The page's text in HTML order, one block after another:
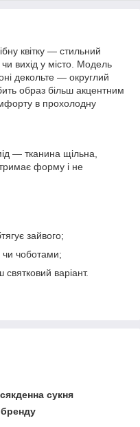
квітку — стильний
вихід у місто. Модель
декольте — округлий
образ більш акцентним
в прохолодну
— тканина щільна,
форму і не
зайвого;
чи чоботами;
варіант.
сукня